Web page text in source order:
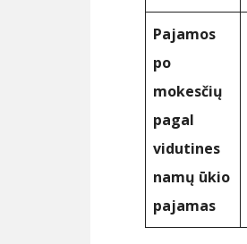
Pajamos
po
mokesčių
pagal
vidutines
namų ūkio
pajamas